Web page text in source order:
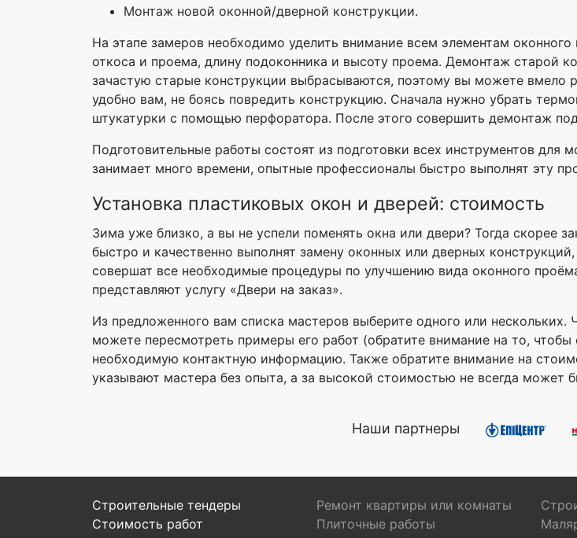
Монтаж новой оконной/дверной конструкции.
На этапе замеров необходимо уделить внимание всем элементам
откоса и проема, длину подоконника и высоту проема. Демонтаж старой
зачастую старые конструкции выбрасываются, поэтому вы можете вмело
удобно вам, не боясь повредить конструкцию. Сначала нужно убрать
штукатурки с помощью перфоратора. После этого совершить демонтаж
Подготовительные работы состоят из подготовки всех инструментов
занимает много времени, опытные профессионалы быстро выполнят эту
Установка пластиковых окон и дверей: стоимость
Зима уже близко, а вы не успели поменять окна или двери? Тогда скорее
быстро и качественно выполнят замену оконных или дверных
совершат все необходимые процедуры по улучшению вида оконного
представляют услугу «Двери на заказ».
Из предложенного вам списка мастеров выберите одного или
можете пересмотреть примеры его работ (обратите внимание на то,
необходимую контактную информацию. Также обратите внимание на
указывают мастера без опыта, а за высокой стоимостью не всегда может
Наши партнеры
Строительные тендеры
Стоимость работ
Ремонт квартиры или комнаты
Плиточные работы